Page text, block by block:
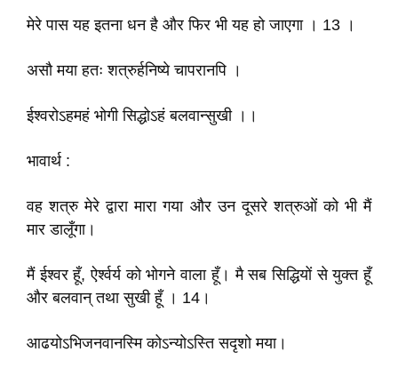
मेरे पास यह इतना धन है और फिर भी यह हो जाएगा । 13 ।
असौ मया हतः शत्रुर्हनिष्ये चापरानपि ।
ईश्वरोऽहमहं भोगी सिद्धोऽहं बलवान्सुखी ।।
भावार्थ :
वह शत्रु मेरे द्वारा मारा गया और उन दूसरे शत्रुओं को भी मैं
मार डालूँगा।
मैं ईश्वर हूँ, ऐर्श्वर्य को भोगने वाला हूँ। मै सब सिद्धियों से युक्त हूँ
और बलवान् तथा सुखी हूँ । 14।
आढयोऽभिजनवानस्मि कोऽन्योऽस्ति सदृशो मया।